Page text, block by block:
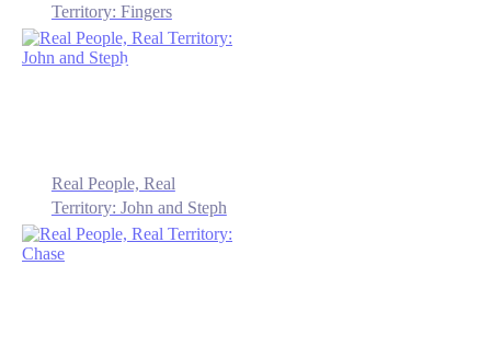
Territory: Fingers
Real People, Real
Territory: John and Steph